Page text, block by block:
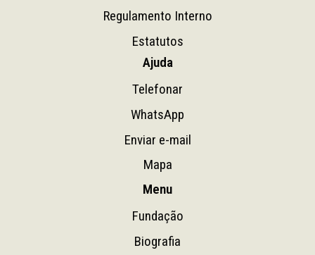
Regulamento Interno
Estatutos
Ajuda
Telefonar
WhatsApp
Enviar e-mail
Mapa
Menu
Fundação
Biografia